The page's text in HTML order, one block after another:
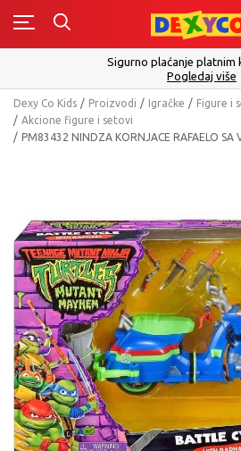
Sigurno plaćanje platnim
Pogledaj više
Dexy Co Kids Proizvodi Igračke
Figure i
Akcione figure i setovi
PM83432 NINDZA KORNJACE RAFAELO SA